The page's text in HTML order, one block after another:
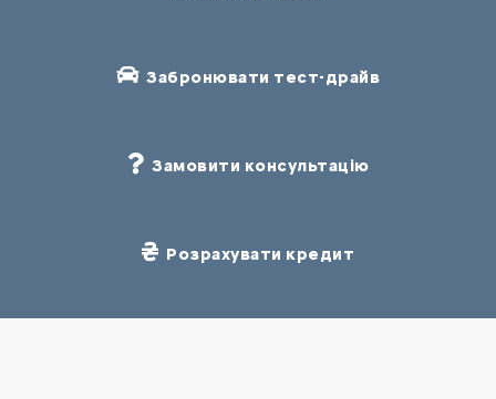
Забронювати тест-драйв
Замовити консультацію
Розрахувати кредит